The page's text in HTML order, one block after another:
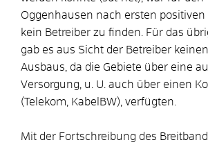
Oggenhausen nach ersten positiven
kein Betreiber zu finden. Für das
gab es aus Sicht der Betreiber
Ausbaus, da die Gebiete über eine
Versorgung, u. U. auch über einen
(Telekom, KabelBW), verfügten.
Mit der Fortschreibung des